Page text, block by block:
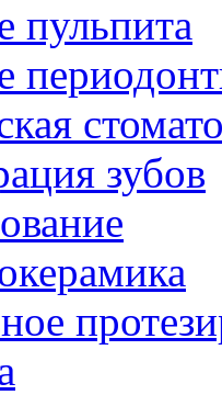
пульпита
зубов